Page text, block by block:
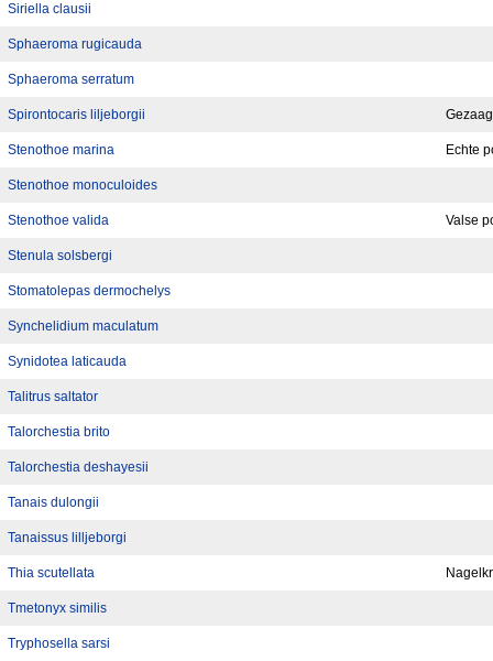
Siriella clausii
Sphaeroma rugicauda
Sphaeroma serratum
Spirontocaris liljeborgii
Stenothoe marina Echte
Stenothoe monoculoides
Stenothoe valida Valse
Stenula solsbergi
Stomatolepas dermochelys
Synchelidium maculatum
Synidotea laticauda
Talitrus saltator
Talorchestia brito
Talorchestia deshayesii
Tanais dulongii
Tanaissus lilljeborgi
Thia scutellata
Tmetonyx similis
Tryphosella sarsi